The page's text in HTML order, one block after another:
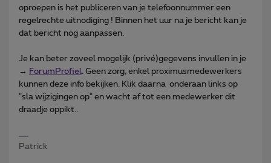
oproepen is het publiceren van je telefoonnummer een
regelrechte uitnodiging ! Binnen het uur na je bericht kan je
dat bericht nog aanpassen.
Je kan beter zoveel mogelijk (privé)gegevens invullen in je
→ ForumProfiel . Geen zorg, enkel proximusmedewerkers
kunnen deze info bekijken. Klik daarna onderaan links op
"sla wijzigingen op" en wacht af tot een medewerker dit
draadje oppikt..
Patrick